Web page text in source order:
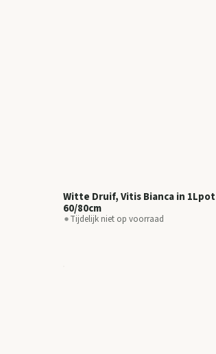
Witte Druif, Vitis Bianca in 1Lpot
60/80cm
Tijdelijk niet op voorraad